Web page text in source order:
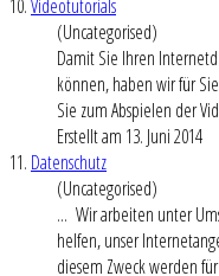
10.Videotutorials
(Uncategorised)
Damit Sie Ihren Internet
können, haben wir für
Sie zum Abspielen der
Erstellt am 13. Juni 2014
11. Datenschutz
(Uncategorised)
... Wir arbeiten unter
helfen, unserInternet
diesem Zweck werden